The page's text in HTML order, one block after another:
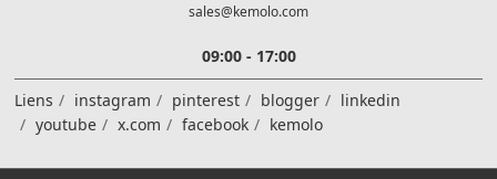
sales@kemolo.com
09:00 - 17:00
Liens instagram pinterest blogger
linkedin
youtube
x.com facebook kemolo